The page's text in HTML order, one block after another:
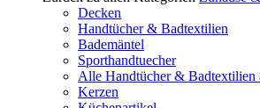
Decken
Handtücher & Badtextilien
Bademäntel
Sporthandtuecher
Alle Handtücher & Badtextilien
Kerzen